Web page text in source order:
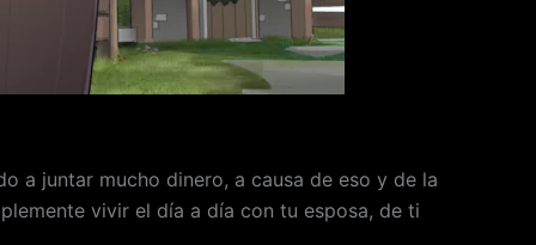
a juntar mucho dinero, a causa de eso y de la
vivir el día a día con tu esposa, de ti